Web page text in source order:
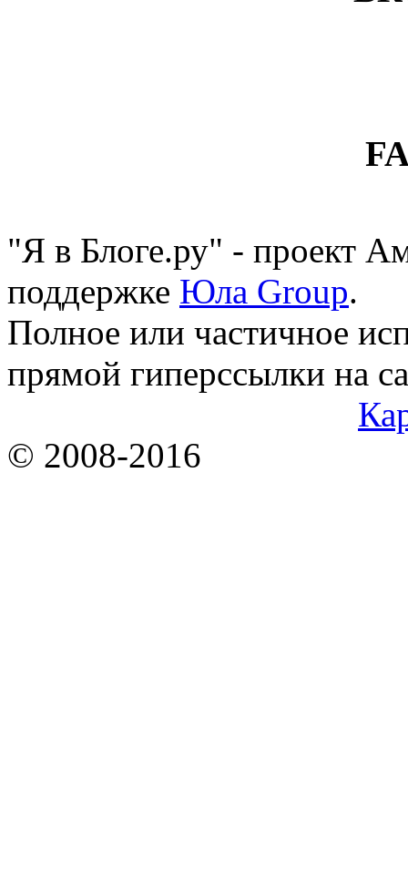
"Я в Блоге.ру" - проект
поддержке Юла Group.
Полное или частичное
прямой гиперссылки на
© 2008-2016